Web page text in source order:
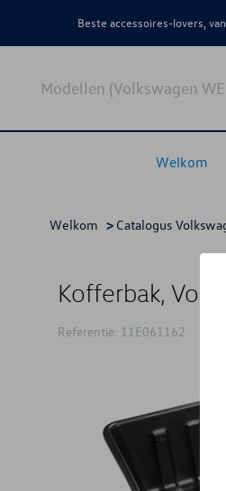
Beste accessoires-lovers,
Modellen (Volkswagen
Welkom
Welkom > Catalogus
Kofferbak,
Referentie: 11E061162